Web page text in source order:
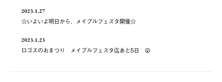
2023.1.27
☆いよいよ明日から、メイプルフェスタ開催☆
2023.1.23
ロゴスのおまつり メイプルフェスタ迄あと5日 😲